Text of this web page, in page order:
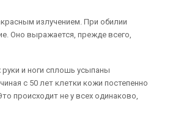
излучением. При обилии
Оно выражается, прежде всего,
и ноги сплошь усыпаны
с 50 лет клетки кожи постепенно
происходит не у всех одинаково,